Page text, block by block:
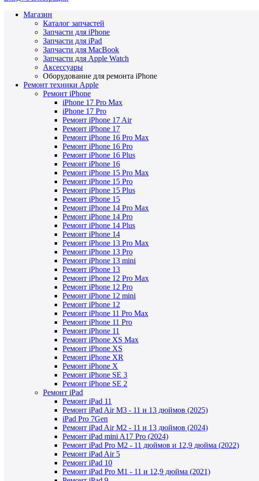
Магазин
Каталог запчастей
Запчасти для iPhone
Запчасти для iPad
Запчасти для MacBook
Запчасти для Apple Watch
Аксессуары
Оборудование для ремонта iPhone
Ремонт техники Apple
Ремонт iPhone
iPhone 17 Pro Max
iPhone 17 Pro
Ремонт iPhone 17 Air
Ремонт iPhone 17
Ремонт iPhone 16 Pro Max
Ремонт iPhone 16 Pro
Ремонт iPhone 16 Plus
Ремонт iPhone 16
Ремонт iPhone 15 Pro Max
Ремонт iPhone 15 Pro
Ремонт iPhone 15 Plus
Ремонт iPhone 15
Ремонт iPhone 14 Pro Max
Ремонт iPhone 14 Pro
Ремонт iPhone 14 Plus
Ремонт iPhone 14
Ремонт iPhone 13 Pro Max
Ремонт iPhone 13 Pro
Ремонт iPhone 13 mini
Ремонт iPhone 13
Ремонт iPhone 12 Pro Max
Ремонт iPhone 12 Pro
Ремонт iPhone 12 mini
Ремонт iPhone 12
Ремонт iPhone 11 Pro Max
Ремонт iPhone 11 Pro
Ремонт iPhone 11
Ремонт iPhone XS Max
Ремонт iPhone XS
Ремонт iPhone XR
Ремонт iPhone X
Ремонт iPhone SE 3
Ремонт iPhone SE 2
Ремонт iPad
Ремонт iPad 11
Ремонт iPad Air M3 - 11 и 13 дюймов (2025)
iPad Pro 7Gen
Ремонт iPad Air M2 - 11 и 13 дюймов (2024)
Ремонт iPad mini A17 Pro (2024)
Ремонт iPad Pro M2 - 11 дюймов и 12,9 дюйма (2022)
Ремонт iPad Air 5
Ремонт iPad 10
Ремонт iPad Pro M1 - 11 и 12,9 дюйма (2021)